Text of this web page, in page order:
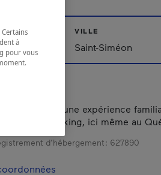
VILLE
Saint-Siméon
: vous offrir une expérience
l’univers viking, ici même au
d’hébergement : 627890
à
pour vous